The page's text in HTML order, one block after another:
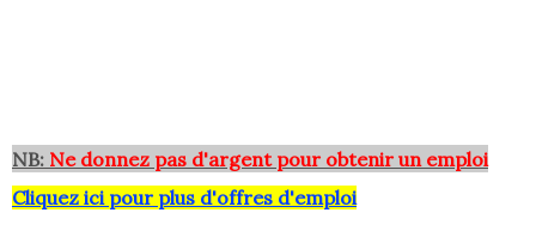
NB: Ne donnez pas d'argent pour obtenir un emploi
Cliquez ici pour plus d'offres d'emploi